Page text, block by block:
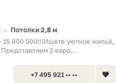
•
Потолки 2,8 м
15 800 000!!!Ищете уютное жильё,
2 евро...
+7 495 921 •• ••